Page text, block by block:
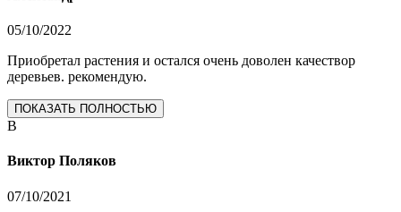
05/10/2022
Приобретал растения и остался очень доволен качествор
деревьев. рекомендую.
ПОКАЗАТЬ ПОЛНОСТЬЮ
В
Виктор Поляков
07/10/2021